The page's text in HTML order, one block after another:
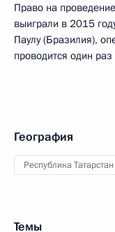
Право на
выиграли в 2015
Паулу (Бразилия),
проводится один
География
Республика Татарстан
Темы